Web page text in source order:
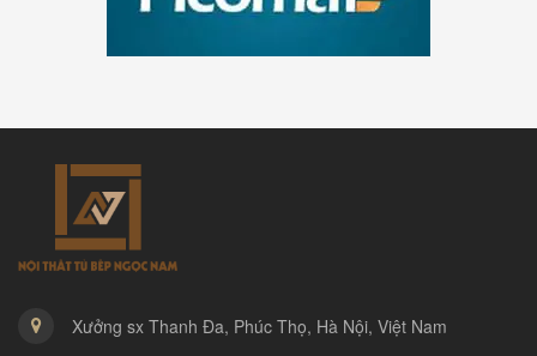
Xưởng sx Thanh Đa, Phúc Thọ, Hà Nội, Việt Nam